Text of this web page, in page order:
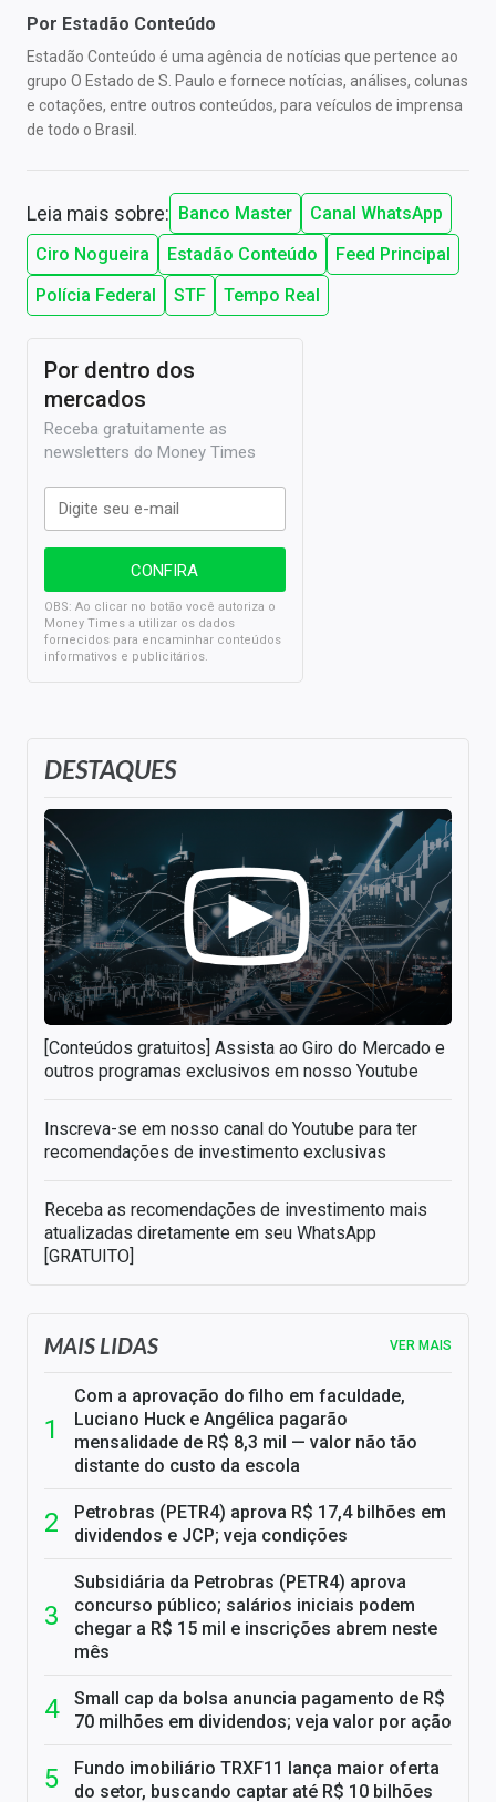
Por Estadão Conteúdo
Estadão Conteúdo é uma agência de notícias que pertence ao
grupo O Estado de S. Paulo e fornece notícias, análises, colunas
e cotações, entre outros conteúdos, para veículos de imprensa
de todo o Brasil.
Leia mais sobre: Banco Master
Canal WhatsApp
Ciro Nogueira
Estadão Conteúdo
Feed Principal
Polícia Federal
STF Tempo Real
DESTAQUES
[Conteúdos gratuitos] Assista ao Giro do Mercado e
outros programas exclusivos em nosso Youtube
Inscreva-se em nosso canal do Youtube para ter
recomendações de investimento exclusivas
Receba as recomendações de investimento mais
atualizadas diretamente em seu WhatsApp
[GRATUITO]
Por dentro dos
mercados
Receba gratuitamente as
newsletters do Money Times
OBS: Ao clicar no botão você autoriza o
Money Times a utilizar os dados
fornecidos para encaminhar conteúdos
informativos e publicitários.
MAIS LIDAS VER MAIS
Com a aprovação do filho em faculdade,
Luciano Huck e Angélica pagarão
mensalidade de R$ 8,3 mil — valor não tão
distante do custo da escola
Petrobras (PETR4) aprova R$ 17,4 bilhões em
dividendos e JCP; veja condições
Subsidiária da Petrobras (PETR4) aprova
concurso público; salários iniciais podem
chegar a R$ 15 mil e inscrições abrem neste
mês
Small cap da bolsa anuncia pagamento de R$
70 milhões em dividendos; veja valor por ação
Fundo imobiliário TRXF11 lança maior oferta
do setor, buscando captar até R$ 10 bilhões